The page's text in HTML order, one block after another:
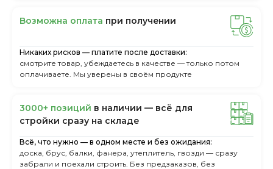
Boзмoжнa oплaтa пpи пoлучeнии
Никаких рисков — платите после доставки:
смотрите товар, убеждаетесь в качестве — только потом
оплачиваете. Мы уверены в своём продукте
3000+ пoзиций в нaличии — вcё для
cтpoйки cpaзу нa cклaдe
Всё, что нужно — в одном месте и без ожидания:
доска, брус, балки, фанера, утеплитель, гвозди — сразу
забрали и поехали строить. Без предзаказов, без